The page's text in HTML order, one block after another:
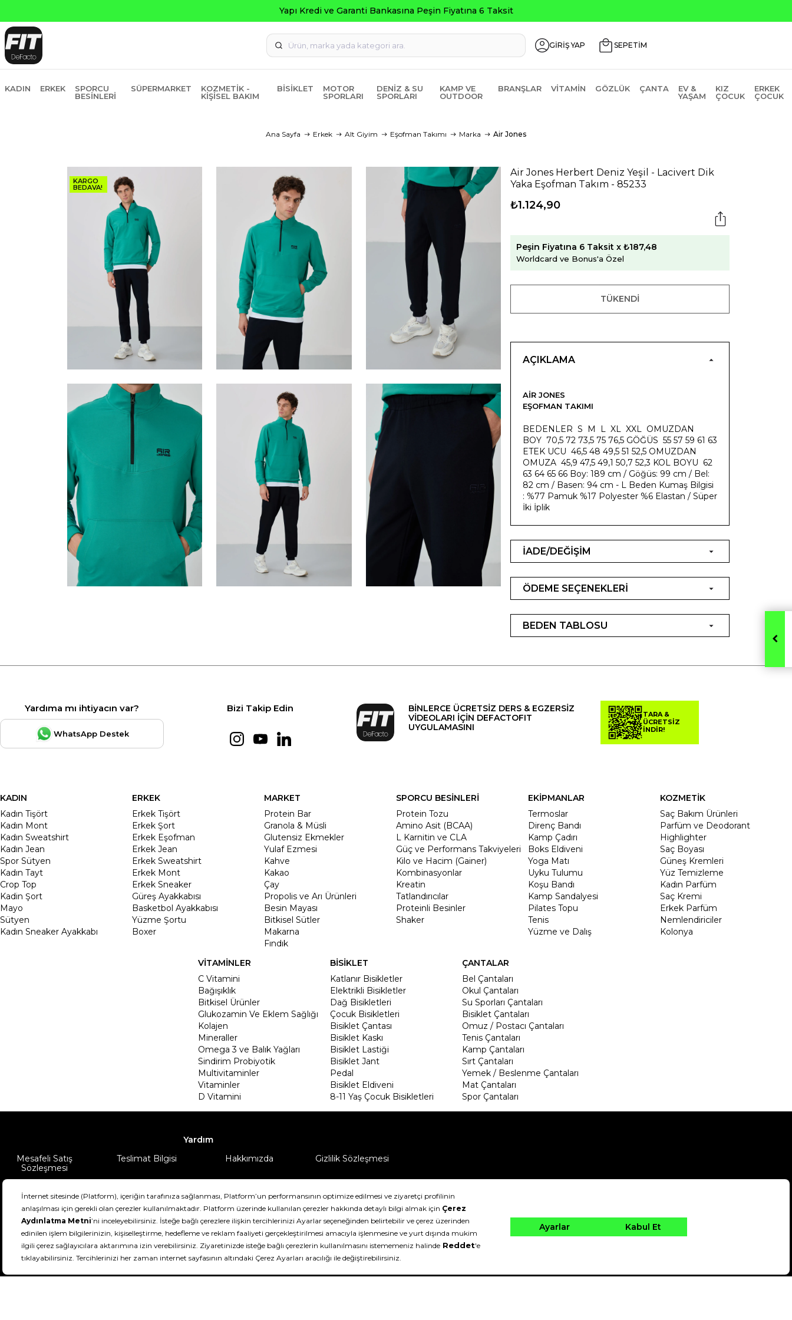
GİRİŞ YAP SEPETİM
KADIN ERKEK
SPORCU
BESINLERI
SÜPERMARKET
KOZMETIK -
KIŞISEL BAKIM
BISIKLET
MOTOR
SPORLARI
DENIZ & SU
SPORLARI
KAMP VE
OUTDOOR
BRANŞLAR VITAMIN GÖZLÜK ÇANTA
EV &
YAŞAM
KIZ
ÇOCUK
ERKEK
ÇOCUK
Ana Sayfa Erkek Alt Giyim Eşofman Takımı Marka Air Jones
KARGO
BEDAVA!
Air Jones Herbert Deniz Yeşil - Lacivert Dik
Yaka Eşofman Takım - 85233
₺1.124,90
Peşin Fiyatına 6 Taksit x ₺187,48
Worldcard ve Bonus'a Özel
TÜKENDI
AÇIKLAMA
AIR JONES
EŞOFMAN TAKIMI
BEDENLER S M L XL XXL OMUZDAN
BOY 70,5 72 73,5 75 76,5 GÖĞÜS 55 57 59 61 63
ETEK UCU 46,5 48 49,5 51 52,5 OMUZDAN
OMUZA 45,9 47,5 49,1 50,7 52,3 KOL BOYU 62
63 64 65 66 Boy: 189 cm / Göğüs: 99 cm / Bel:
82 cm / Basen: 94 cm - L Beden Kumaş Bilgisi
: %77 Pamuk %17 Polyester %6 Elastan / Süper
İki İplik
İADE/DEĞİŞİM
ÖDEME SEÇENEKLERİ
BEDEN TABLOSU
Yardıma mı ihtiyacın var?
WhatsApp Destek
Bizi Takip Edin
BİNLERCE ÜCRETSİZ DERS & EGZERSİZ
VİDEOLARI İÇİN DEFACTOFIT
UYGULAMASINI
TARA &
ÜCRETSİZ
İNDİR!
KADIN
Kadın Tişört
Kadın Mont
Kadın Sweatshirt
Kadın Jean
Spor Sütyen
Kadın Tayt
Crop Top
Kadin Şort
Mayo
Sütyen
Kadın Sneaker Ayakkabı
ERKEK
Erkek Tişört
Erkek Şort
Erkek Eşofman
Erkek Jean
Erkek Sweatshirt
Erkek Mont
Erkek Sneaker
Güreş Ayakkabısı
Basketbol Ayakkabısı
Yüzme Şortu
Boxer
MARKET
Protein Bar
Granola & Müsli
Glutensiz Ekmekler
Yulaf Ezmesi
Kahve
Kakao
Çay
Propolis ve Arı Ürünleri
Besin Mayası
Bitkisel Sütler
Makarna
Fındık
SPORCU BESİNLERİ
Protein Tozu
Amino Asit (BCAA)
L Karnitin ve CLA
Güç ve Performans Takviyeleri
Kilo ve Hacim (Gainer)
Kombinasyonlar
Kreatin
Tatlandırıcılar
Proteinli Besinler
Shaker
EKİPMANLAR
Termoslar
Direnç Bandı
Kamp Çadırı
Boks Eldiveni
Yoga Matı
Uyku Tulumu
Koşu Bandı
Kamp Sandalyesi
Pilates Topu
Tenis
Yüzme ve Dalış
KOZMETİK
Saç Bakım Ürünleri
Parfüm ve Deodorant
Highlighter
Saç Boyası
Güneş Kremleri
Yüz Temizleme
Kadın Parfüm
Saç Kremi
Erkek Parfüm
Nemlendiriciler
Kolonya
VİTAMİNLER
C Vitamini
Bağışıklık
Bitkisel Ürünler
Glukozamin Ve Eklem Sağlığı
Kolajen
Mineraller
Omega 3 ve Balık Yağları
Sindirim Probiyotik
Multivitaminler
Vitaminler
D Vitamini
BİSİKLET
Katlanır Bisikletler
Elektrikli Bisikletler
Dağ Bisikletleri
Çocuk Bisikletleri
Bisiklet Çantası
Bisiklet Kaskı
Bisiklet Lastiği
Bisiklet Jant
Pedal
Bisiklet Eldiveni
8-11 Yaş Çocuk Bisikletleri
ÇANTALAR
Bel Çantaları
Okul Çantaları
Su Sporları Çantaları
Bisiklet Çantaları
Omuz / Postacı Çantaları
Tenis Çantaları
Kamp Çantaları
Sırt Çantaları
Yemek / Beslenme Çantaları
Mat Çantaları
Spor Çantaları
Yardım
Mesafeli Satış
Sözleşmesi
Teslimat Bilgisi Hakkımızda Gizlilik Sözleşmesi
DeFactoFIT ©️ 2022-2026. Tüm hakları saklıdır.